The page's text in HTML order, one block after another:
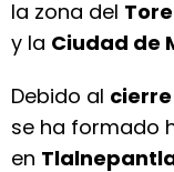
la zona del
y la Ciudad de
Debido al
se ha formado
en